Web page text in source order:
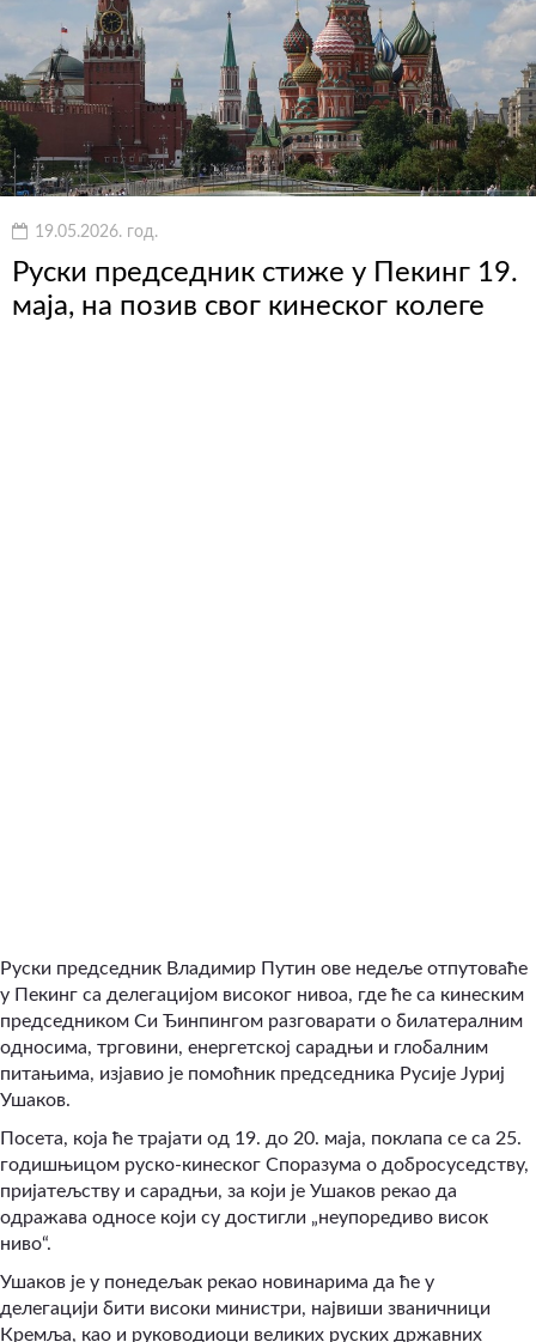
19.05.2026. год.
Руски председник стиже у Пекинг 19.
маја, на позив свог кинеског колеге
Руски председник Владимир Путин ове недеље отпутоваће
у Пекинг са делегацијом високог нивоа, где ће са кинеским
председником Си Ђинпингом разговарати о билатералним
односима, трговини, енергетској сарадњи и глобалним
питањима, изјавио је помоћник председника Русије Јуриј
Ушаков.
Посета, која ће трајати од 19. до 20. маја, поклапа се са 25.
годишњицом руско-кинеског Споразума о добросуседству,
пријатељству и сарадњи, за који је Ушаков рекао да
одражава односе који су достигли „неупоредиво висок
ниво“.
Ушаков је у понедељак рекао новинарима да ће у
делегацији бити високи министри, највиши званичници
Кремља, као и руководиоци великих руских државних